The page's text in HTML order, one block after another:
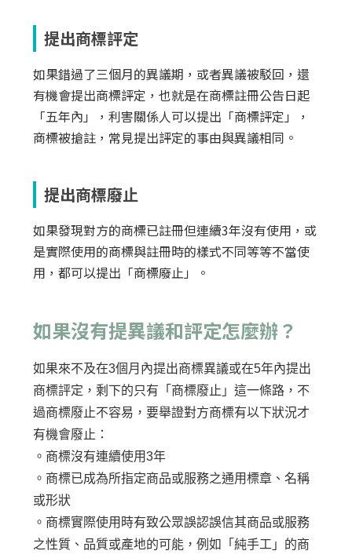
提出商標評定
如果錯過了三個月的異議期，或者異議被駁回，還
有機會提出商標評定，也就是在商標註冊公告日起
「五年內」，利害關係人可以提出「商標評定」，
商標被搶註，常見提出評定的事由與異議相同。
提出商標廢止
如果發現對方的商標已註冊但連續3年沒有使用，或
是實際使用的商標與註冊時的樣式不同等等不當使
用，都可以提出「商標廢止」。
如果沒有提異議和評定怎麼辦？
如果來不及在3個月內提出商標異議或在5年內提出
商標評定，剩下的只有「商標廢止」這一條路，不
過商標廢止不容易，要舉證對方商標有以下狀況才
有機會廢止：
。商標沒有連續使用3年
。商標已成為所指定商品或服務之通用標章、名稱
或形狀
。商標實際使用時有致公眾誤認誤信其商品或服務
之性質、品質或產地的可能，例如「純手工」的商